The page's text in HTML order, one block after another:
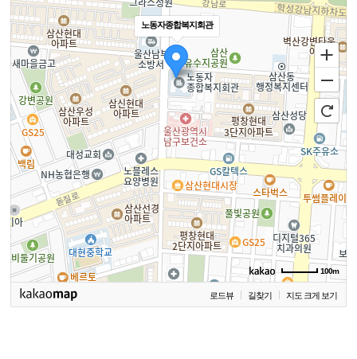
노동자종합복지회관
100m
로드뷰 길찾기 지도 크게 보기